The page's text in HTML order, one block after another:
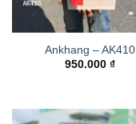
Ankhang – AK410
950.000 ₫